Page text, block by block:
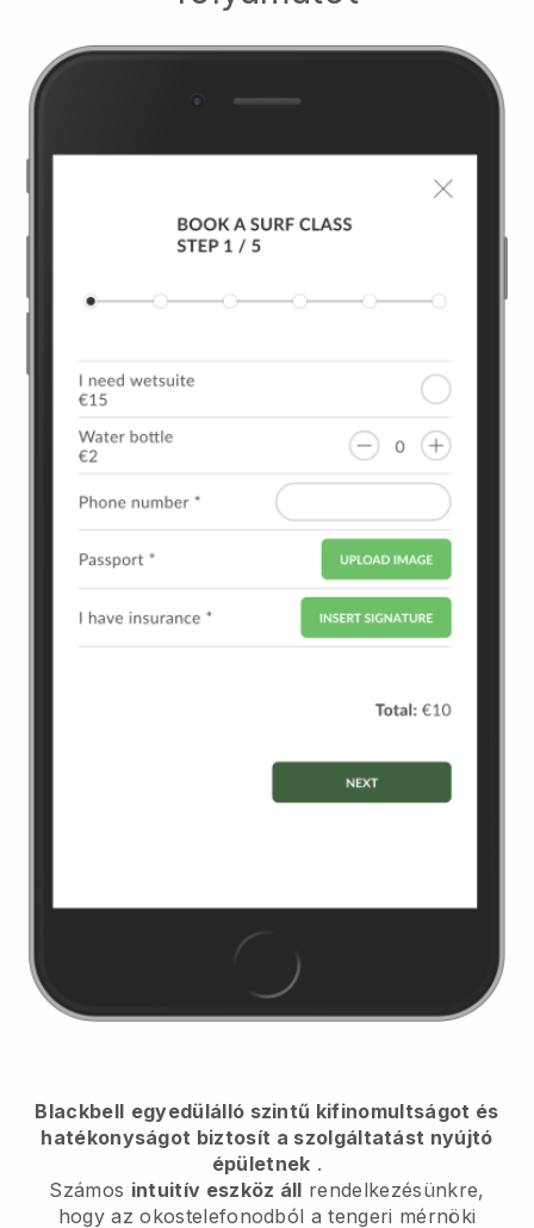
Blackbell egyedülálló szintű kifinomultságot és
hatékonyságot biztosít a szolgáltatást nyújtó
épületnek .
Számos intuitív eszköz áll rendelkezésünkre,
hogy az okostelefonodból a tengeri mérnöki